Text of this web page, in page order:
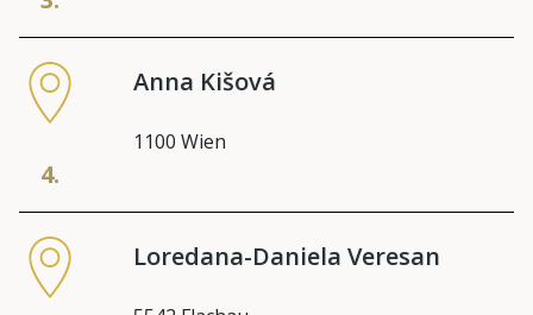
4.
Anna Kišová
1100 Wien
Loredana-Daniela Veresan